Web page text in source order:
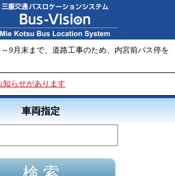
～9月末まで、道路工事のため、内宮前バス停を
知らせがあります
車両指定